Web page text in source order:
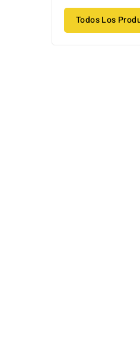
Todos Los